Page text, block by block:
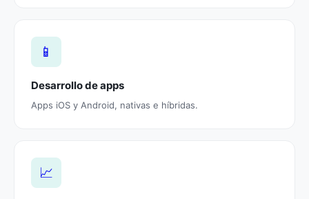
📱
Desarrollo de apps
Apps iOS y Android, nativas e híbridas.
📈